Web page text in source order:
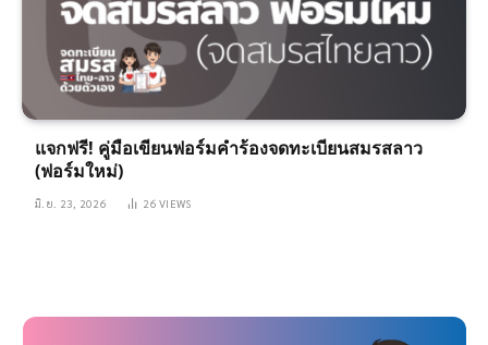
แจกฟรี! คู่มือเขียนฟอร์มคำร้องจดทะเบียนสมรสลาว
(ฟอร์มใหม่)
มิ.ย. 23, 2026 26VIEWS